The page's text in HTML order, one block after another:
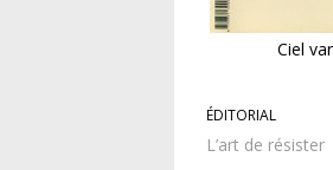
Ciel
ÉDITORIAL
L’art de résister